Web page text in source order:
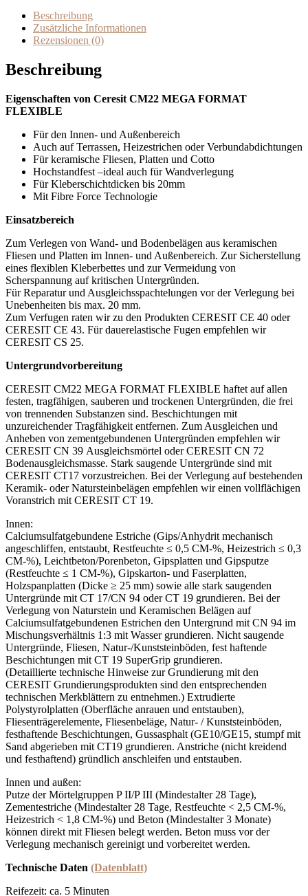
Beschreibung
Zusätzliche Informationen
Rezensionen (0)
Beschreibung
Eigenschaften von Ceresit CM22 MEGA FORMAT
FLEXIBLE
Für den Innen- und Außenbereich
Auch auf Terrassen, Heizestrichen oder Verbundabdichtungen
Für keramische Fliesen, Platten und Cotto
Hochstandfest –ideal auch für Wandverlegung
Für Kleberschichtdicken bis 20mm
Mit Fibre Force Technologie
Einsatzbereich
Zum Verlegen von Wand- und Bodenbelägen aus keramischen
Fliesen und Platten im Innen- und Außenbereich. Zur Sicherstellung
eines flexiblen Kleberbettes und zur Vermeidung von
Scherspannung auf kritischen Untergründen.
Für Reparatur und Ausgleichsspachtelungen vor der Verlegung bei
Unebenheiten bis max. 20 mm.
Zum Verfugen raten wir zu den Produkten CERESIT CE 40 oder
CERESIT CE 43. Für dauerelastische Fugen empfehlen wir
CERESIT CS 25.
Untergrundvorbereitung
CERESIT CM22 MEGA FORMAT FLEXIBLE haftet auf allen
festen, tragfähigen, sauberen und trockenen Untergründen, die frei
von trennenden Substanzen sind. Beschichtungen mit
unzureichender Tragfähigkeit entfernen. Zum Ausgleichen und
Anheben von zementgebundenen Untergründen empfehlen wir
CERESIT CN 39 Ausgleichsmörtel oderCERESIT CN 72
Bodenausgleichsmasse. Stark saugende Untergründe sind mit
CERESIT CT17 vorzustreichen. Bei der Verlegung auf bestehenden
Keramik- oder Natursteinbelägen empfehlen wir einen vollflächigen
Voranstrich mit CERESIT CT 19.
Innen:
Calciumsulfatgebundene Estriche (Gips/Anhydrit mechanisch
angeschliffen, entstaubt, Restfeuchte ≤ 0,5 CM-%, Heizestrich ≤ 0,3
CM-%), Leichtbeton/Porenbeton, Gipsplatten und Gipsputze
(Restfeuchte ≤ 1 CM-%), Gipskarton- und Faserplatten,
Holzspanplatten (Dicke ≥ 25 mm) sowie alle stark saugenden
Untergründe mit CT 17/CN 94 oder CT 19 grundieren. Bei der
Verlegung von Naturstein und Keramischen Belägen auf
Calciumsulfatgebundenen Estrichen den Untergrund mit CN 94 im
Mischungsverhältnis 1:3 mit Wasser grundieren. Nicht saugende
Untergründe, Fliesen, Natur-/Kunststeinböden, fest haftende
Beschichtungen mit CT 19 SuperGrip grundieren.
(Detaillierte technische Hinweise zur Grundierung mit den
CERESIT Grundierungsprodukten sind den entsprechenden
technischen Merkblättern zu entnehmen.) Extrudierte
Polystyrolplatten (Oberfläche anrauen und entstauben),
Fliesenträgerelemente, Fliesenbeläge, Natur- / Kunststeinböden,
festhaftende Beschichtungen, Gussasphalt (GE10/GE15, stumpf mit
Sand abgerieben mit CT19 grundieren. Anstriche (nicht kreidend
und festhaftend) gründlich anschleifen und entstauben.
Innen und außen:
Putze der Mörtelgruppen P II/P III (Mindestalter 28 Tage),
Zementestriche (Mindestalter 28 Tage, Restfeuchte < 2,5 CM-%,
Heizestrich < 1,8 CM-%) und Beton (Mindestalter 3 Monate)
können direkt mit Fliesen belegt werden. Beton muss vor der
Verlegung mechanisch gereinigt und vorbereitet werden.
Technische Daten (Datenblatt)
Reifezeit: ca. 5 Minuten